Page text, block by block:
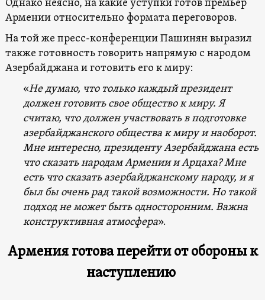
Однако неясно, на какие уступки готов премьер
Армении относительно формата переговоров.
На той же пресс-конференции Пашинян выразил
также готовность говорить напрямую с народом
Азербайджана и готовить его к миру:
«Не думаю, что только каждый президент
должен готовить свое общество к миру. Я
считаю, что должен участвовать в подготовке
азербайджанского общества к миру и наоборот.
Мне интересно, президенту Азербайджана есть
что сказать народам Армении и Арцаха? Мне
есть что сказать азербайджанскому народу, и я
был бы очень рад такой возможности. Но такой
подход не может быть односторонним. Важна
конструктивная атмосфера».
Армения готова перейти от обороны к
наступлению